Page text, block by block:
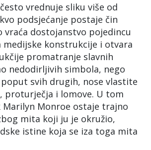
vrednuje sliku više od
podsjećanje postaje čin
vraća dostojanstvo pojedincu
medijske konstrukcije i otvara
promatranje slavnih
nedodirljivih simbola, nego
svih drugih, nose vlastite
proturječja i lomove. U tom
Monroe ostaje trajno
mita koji ju je okružio,
istine koja se iza toga mita